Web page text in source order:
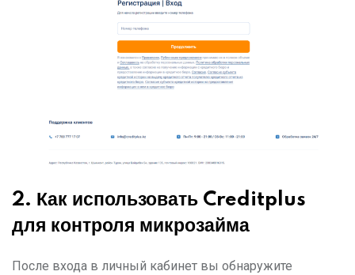
2. Как использовать Creditplus
для контроля микрозайма
После входа в личный кабинет вы обнаружите